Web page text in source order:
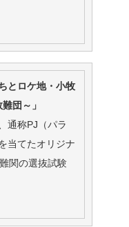
とロケ地・小牧
団～」
通称PJ（パラ
当てたオリジナ
関の選抜試験